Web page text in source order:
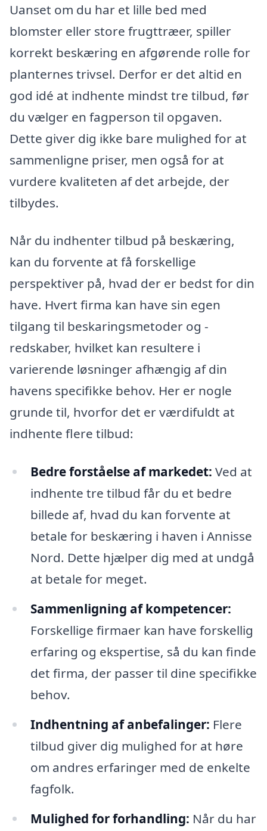
Uanset om du har et lille bed med
blomster eller store frugttræer, spiller
korrekt beskæring en afgørende rolle for
planternes trivsel. Derfor er det altid en
god idé at indhente mindst tre tilbud, før
du vælger en fagperson til opgaven.
Dette giver dig ikke bare mulighed for at
sammenligne priser, men også for at
vurdere kvaliteten af det arbejde, der
tilbydes.
Når du indhenter tilbud på beskæring,
kan du forvente at få forskellige
perspektiver på, hvad der er bedst for din
have. Hvert firma kan have sin egen
tilgang til beskaringsmetoder og -
redskaber, hvilket kan resultere i
varierende løsninger afhængig af din
havens specifikke behov. Her er nogle
grunde til, hvorfor det er værdifuldt at
indhente flere tilbud:
Bedre forståelse af markedet: Ved at
indhente tre tilbud får du et bedre
billede af, hvad du kan forvente at
betale for beskæring i haven i Annisse
Nord. Dette hjælper dig med at undgå
at betale for meget.
Sammenligning af kompetencer:
Forskellige firmaer kan have forskellig
erfaring og ekspertise, så du kan finde
det firma, der passer til dine specifikke
behov.
Indhentning af anbefalinger: Flere
tilbud giver dig mulighed for at høre
om andres erfaringer med de enkelte
fagfolk.
Mulighed for forhandling: Når du har